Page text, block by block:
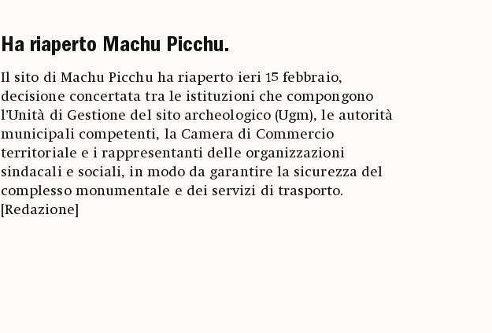
Ha riaperto Machu Picchu.
Il sito di Machu Picchu ha riaperto ieri 15 febbraio,
decisione concertata tra le istituzioni che compongono
l’Unità di Gestione del sito archeologico (Ugm), le autorità
municipali competenti, la Camera di Commercio
territoriale e i rappresentanti delle organizzazioni
sindacali e sociali, in modo da garantire la sicurezza del
complesso monumentale e dei servizi di trasporto.
[Redazione]